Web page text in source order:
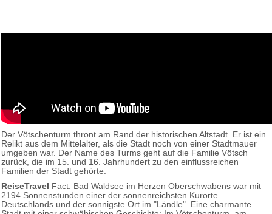
Der Vötschenturm thront am Rand der historischen Altstadt. Er ist ein
Relikt aus dem Mittelalter, als die Stadt noch von einer Stadtmauer
umgeben war. Der Name des Turms geht auf die Familie Vötsch
zurück, die im 15. und 16. Jahrhundert zu den einflussreichen
Familien der Stadt gehörte.
ReiseTravel Fact: Bad Waldsee im Herzen Oberschwabens war mit
2194 Sonnenstunden einer der sonnenreichsten Kurorte
Deutschlands und der sonnigste Ort im "Ländle". Eine charmante